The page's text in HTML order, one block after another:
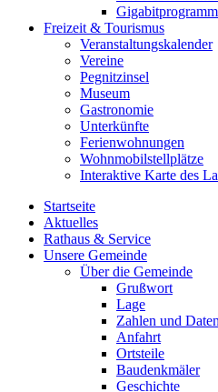
Freizeit & Tourismus
Veranstaltungskalender
Vereine
Pegnitzinsel
Museum
Gastronomie
Unterkünfte
Ferienwohnungen
Wohnmobilstellplätze
Interaktive Karte des
Startseite
Aktuelles
Rathaus & Service
Unsere Gemeinde
Über die Gemeinde
Grußwort
Lage
Zahlen und Daten
Anfahrt
Ortsteile
Baudenkmäler
Geschichte